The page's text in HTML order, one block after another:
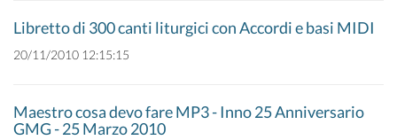
Libretto di 300 canti liturgici con Accordi e basi MIDI
20/11/2010 12:15:15
Maestro cosa devo fare MP3 - Inno 25 Anniversario
GMG - 25 Marzo 2010